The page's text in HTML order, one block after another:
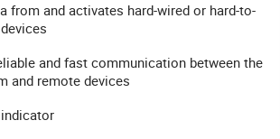
from and activates hard-wired or hard-to-
and fast communication between the
and remote devices